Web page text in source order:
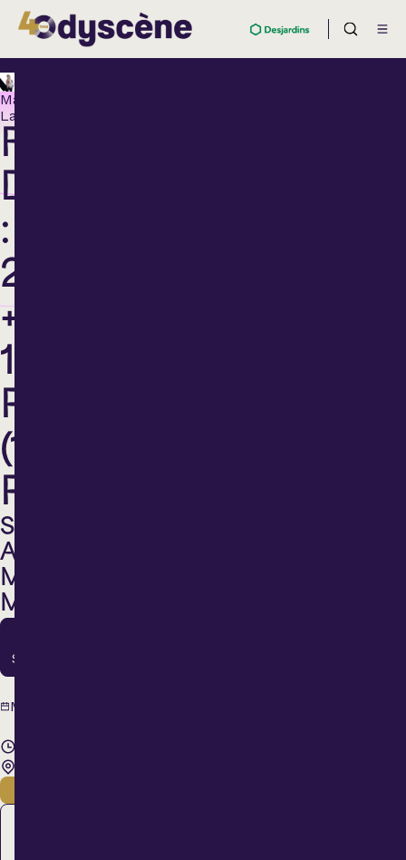
Maison
Lachaîne
FRANÇOIS
DOMPIERRE
:
24
+
1
PRÉLUDES
(1ÈRE
PARTIE)
SÉRIE
APRÈS-
MIDI
MUSICAL
Sept.
Mercredi